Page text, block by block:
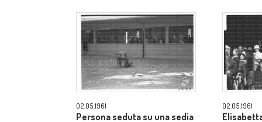
02.05.1961
Persona seduta su una sedia
02.05.1961